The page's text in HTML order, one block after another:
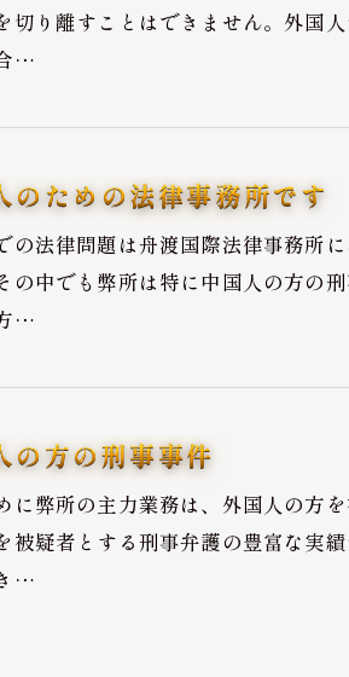
切り離すことはできません。外国
…
のための法律事務所です
の法律問題は舟渡国際法律事務所
の中でも弊所は特に中国人の方の
…
の方の刑事事件
に弊所の主力業務は、外国人の方
被疑者とする刑事弁護の豊富な実
…
お問い合わせはこちら